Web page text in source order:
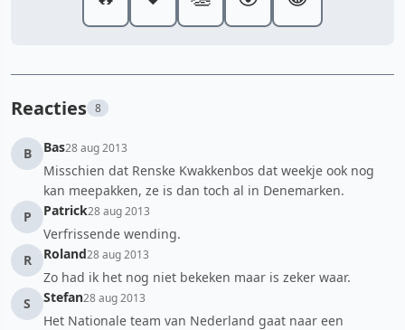
Reacties 8
B Bas28 aug 2013
Misschien dat Renske Kwakkenbos dat weekje ook nog
kan meepakken, ze is dan toch al in Denemarken.
P
Patrick28 aug 2013
Verfrissende wending.
R
Roland28 aug 2013
Zo had ik het nog niet bekeken maar is zeker waar.
S
Stefan28 aug 2013
Het Nationale team van Nederland gaat naar een